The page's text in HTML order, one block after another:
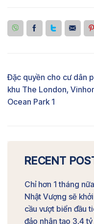
Đặc quyền cho cư dân
khu The London,
Ocean Park 1
RECENT
Chỉ hơn 1 tháng
Nhật Vượng sẽ
cầu vượt biển đầu
đảo nhân tạo 3,4